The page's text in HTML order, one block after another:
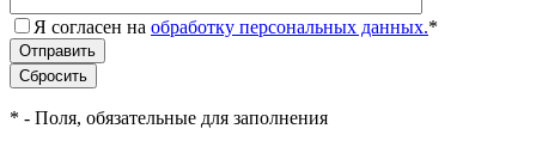
Я согласен на обработку персональных данных.*
* - Поля, обязательные для заполнения